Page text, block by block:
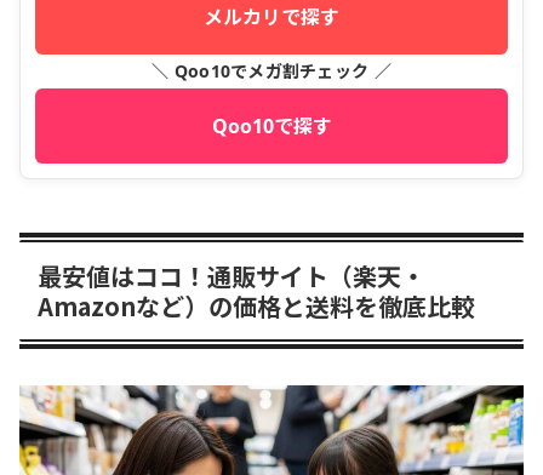
メルカリで探す
＼ Qoo10でメガ割チェック ／
Qoo10で探す
最安値はココ！通販サイト（楽天・
Amazonなど）の価格と送料を徹底比較